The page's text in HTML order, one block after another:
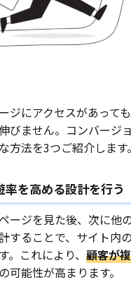
ジにアクセスがあって
びません。コンバージ
方法を3つご紹介します。
を高める設計を行う
ージを見た後、次に他
することで、サイト内
。これにより、顧客が
可能性が高まります。